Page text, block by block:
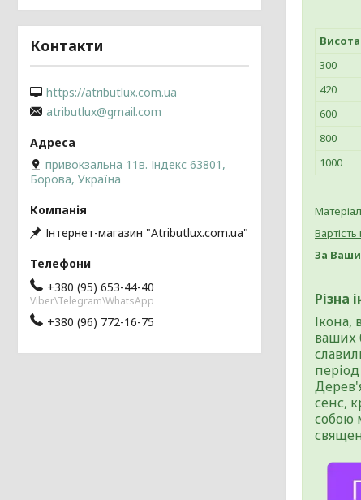
300
420
600
800
1000
За
Різна
Ікона,
ваших
сенс,
собою
Контакти
https://atributlux.com.ua
atributlux@gmail.com
привокзальна 11в. Індекс 63801,
Борова, Україна
Інтернет-магазин "Atributlux.com.ua"
+380 (95) 653-44-40
Viber\Telegram\WhatsApp
+380 (96) 772-16-75